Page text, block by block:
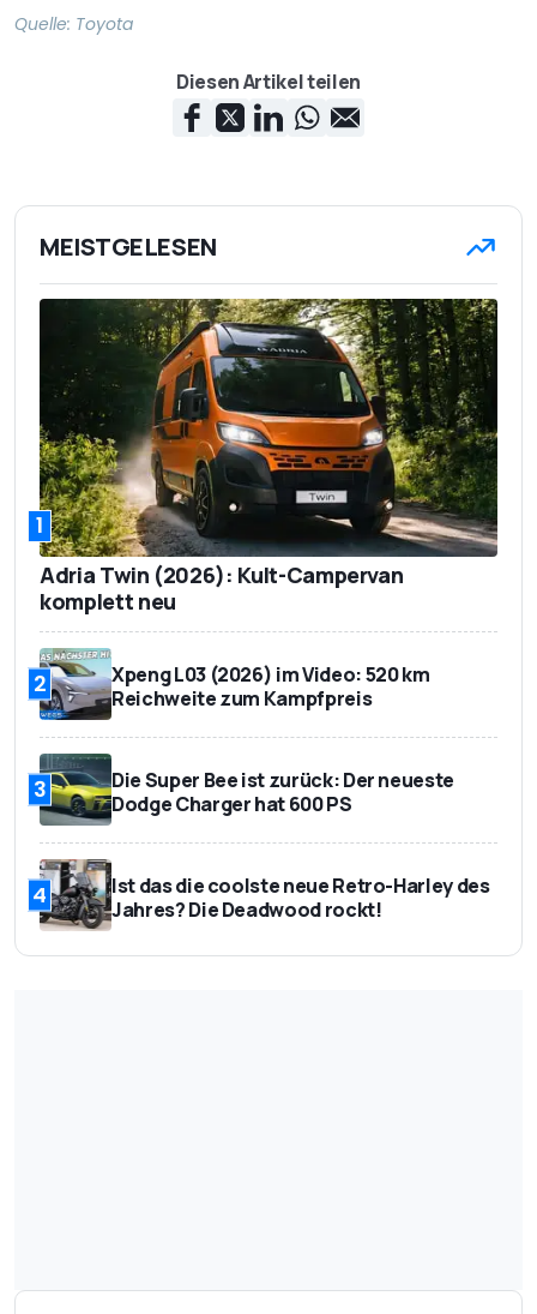
Quelle: Toyota
Diesen Artikel teilen
MEISTGELESEN
1
Adria Twin (2026): Kult-Campervan
komplett neu
2
Xpeng L03 (2026) im Video: 520 km
Reichweite zum Kampfpreis
3
Die Super Bee ist zurück: Der neueste
Dodge Charger hat 600 PS
4
Ist das die coolste neue Retro-Harley des
Jahres? Die Deadwood rockt!